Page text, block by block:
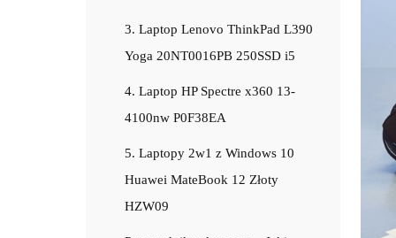
3. Laptop Lenovo ThinkPad L390
Yoga 20NT0016PB 250SSD i5
4. Laptop HP Spectre x360 13-
4100nw P0F38EA
5. Laptopy 2w1 z Windows 10
Huawei MateBook 12 Złoty
HZW09